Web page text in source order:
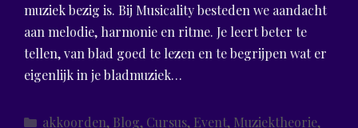
muziek bezig is. Bij Musicality besteden we aandacht
aan melodie, harmonie en ritme. Je leert beter te
tellen, van blad goed te lezen en te begrijpen wat er
eigenlijk in je bladmuziek…
Categories
akkoorden, Blog, Cursus, Event, Muziektheorie,